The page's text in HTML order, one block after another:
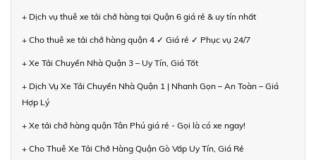
+ Dịch vụ thuê xe tải chở hàng tại Quận 6 giá rẻ & uy tín nhất
+ Cho thuê xe tải chở hàng quận 4 ✓ Giá rẻ ✓ Phục vụ 24/7
+ Xe Tải Chuyển Nhà Quận 3 – Uy Tín, Giá Tốt
+ Dịch Vụ Xe Tải Chuyển Nhà Quận 1 | Nhanh Gọn – An Toàn – Giá
Hợp Lý
+ Xe tải chở hàng quận Tân Phú giá rẻ - Gọi là có xe ngay!
+ Cho Thuê Xe Tải Chở Hàng Quận Gò Vấp Uy Tín, Giá Rẻ